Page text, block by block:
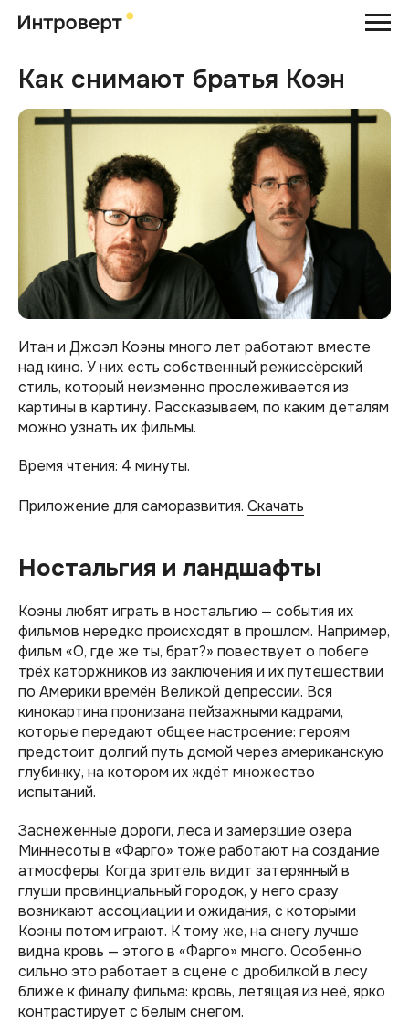
Как снимают братья Коэн
Итан и Джоэл Коэны много лет работают вместе
над кино. У них есть собственный режиссёрский
стиль, который неизменно прослеживается из
картины в картину. Рассказываем, по каким деталям
можно узнать их фильмы.
Время чтения: 4 минуты.
Приложение для саморазвития. Скачать
Ностальгия и ландшафты
Коэны любят играть в ностальгию — события их
фильмов нередко происходят в прошлом. Например,
фильм «О, где же ты, брат?» повествует о побеге
трёх каторжников из заключения и их путешествии
по Америки времён Великой депрессии. Вся
кинокартина пронизана пейзажными кадрами,
которые передают общее настроение: героям
предстоит долгий путь домой через американскую
глубинку, на котором их ждёт множество
испытаний.
Заснеженные дороги, леса и замерзшие озера
Миннесоты в «Фарго» тоже работают на создание
атмосферы. Когда зритель видит затерянный в
глуши провинциальный городок, у него сразу
возникают ассоциации и ожидания, с которыми
Коэны потом играют. К тому же, на снегу лучше
видна кровь — этого в «Фарго» много. Особенно
сильно это работает в сцене с дробилкой в лесу
ближе к финалу фильма: кровь, летящая из неё, ярко
контрастирует с белым снегом.